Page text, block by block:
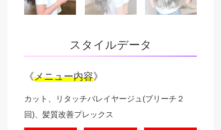
スタイルデータ
《メニュー内容》
カット、リタッチバレイヤージュ(ブリーチ２
回)、髪質改善プレックス